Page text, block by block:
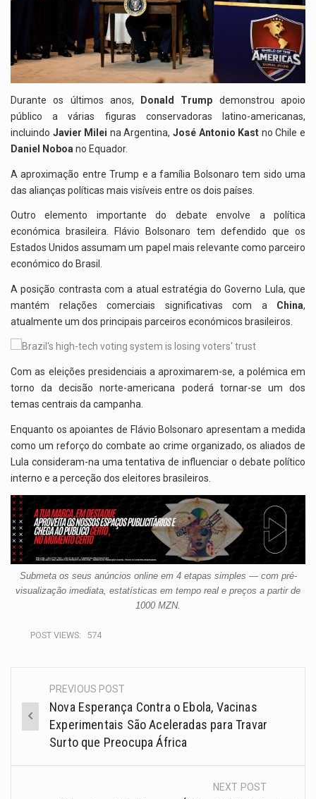
Durante os últimos anos, Donald Trump demonstrou apoio
público a várias figuras conservadoras latino-americanas,
incluindo Javier Milei na Argentina,José Antonio Kast no Chile e
Daniel Noboa no Equador.
A aproximação entre Trump e a família Bolsonaro tem sido uma
das alianças políticas mais visíveis entre os dois países.
Outro elemento importante do debate envolve a política
económica brasileira. Flávio Bolsonaro tem defendido que os
Estados Unidos assumam um papel mais relevante como parceiro
económico do Brasil.
A posição contrasta com a atual estratégia do Governo Lula, que
mantém relações comerciais significativas com a China,
atualmente um dos principais parceiros económicos brasileiros.
Com as eleições presidenciais a aproximarem-se, a polémica em
torno da decisão norte-americana poderá tornar-se um dos
temas centrais da campanha.
Enquanto os apoiantes de Flávio Bolsonaro apresentam a medida
como um reforço do combate ao crime organizado, os aliados de
Lula consideram-na uma tentativa de influenciar o debate político
interno e a perceção dos eleitores brasileiros.
Submeta os seus anúncios online em 4 etapas simples — com pré-
visualização imediata, estatísticas em tempo real e preços a partir de
1000 MZN.
POST VIEWS: 574
PREVIOUS POST
Nova Esperança Contra o Ebola, Vacinas
Experimentais São Aceleradas para Travar
Surto que Preocupa África
NEXT POST